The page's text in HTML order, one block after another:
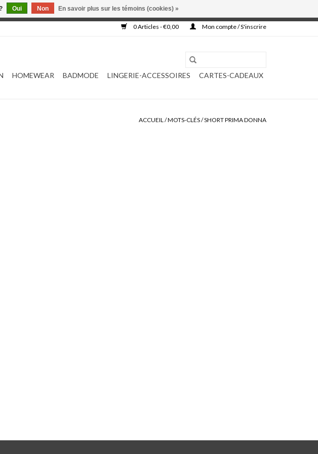
0 Articles - €0,00 Mon compte / S'inscrire
HOMEWEAR BADMODE LINGERIE-ACCESSOIRES CARTES-CADEAUX
ACCUEIL/MOTS-CLÉS/SHORT PRIMA DONNA
Oui Non En savoir plus sur les témoins (cookies) »
ne sera ni traitée, ni complétée.